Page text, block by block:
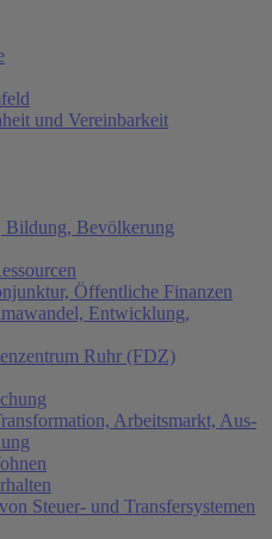
und Vereinbarkeit
Bildung, Bevölkerung
Öffentliche Finanzen
Entwicklung,
Ruhr (FDZ)
Arbeitsmarkt, Aus-
Steuer- und Transfersystemen